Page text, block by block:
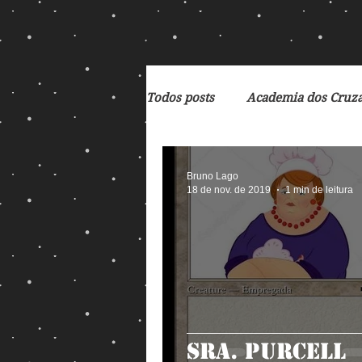
Todos posts Academia dos
Cartoon
De Volta para o Futuro
Exterminador do Futuro
God of War Heróis
Sra. Purcell
Bruno Lago
18 de nov. de 2019
1 min de leitura